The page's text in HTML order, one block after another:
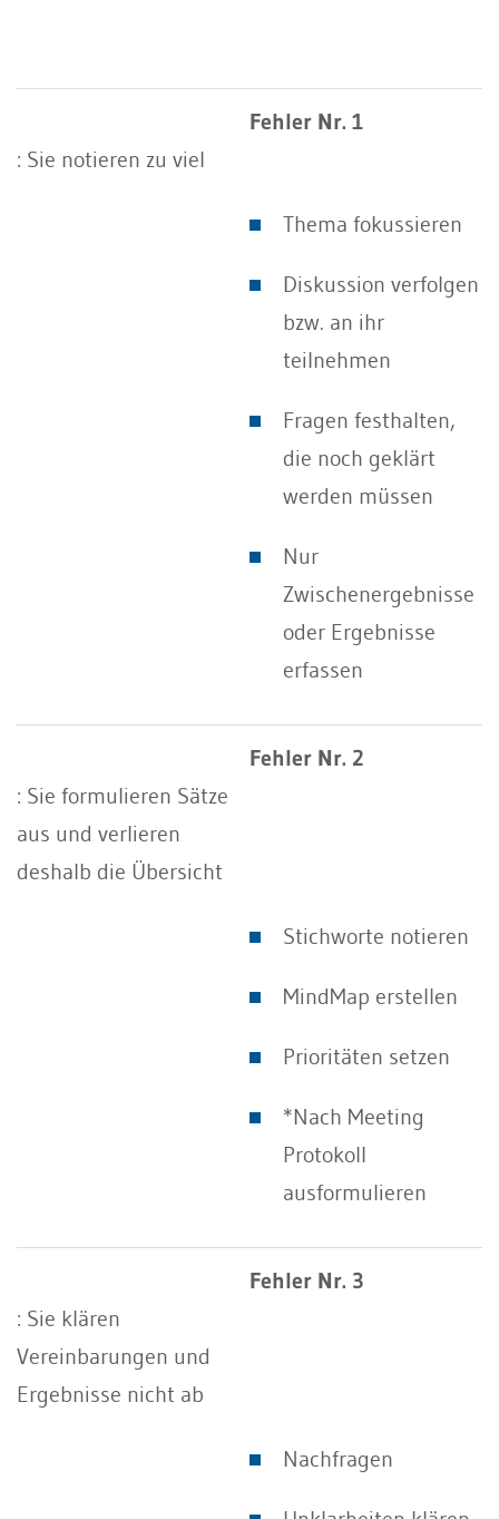
Fehler Nr. 1
: Sie notieren zu viel
Thema fokussieren
Diskussion verfolgen
bzw. an ihr
teilnehmen
Fragen festhalten,
die noch geklärt
werden müssen
Nur
Zwischenergebnisse
oder Ergebnisse
erfassen
Fehler Nr. 2
: Sie formulieren Sätze
aus und verlieren
deshalb die Übersicht
Stichworte notieren
MindMap erstellen
Prioritäten setzen
*Nach Meeting
Protokoll
ausformulieren
Fehler Nr. 3
: Sie klären
Vereinbarungen und
Ergebnisse nicht ab
Nachfragen